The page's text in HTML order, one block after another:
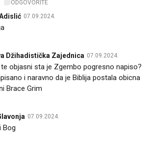
ODGOVORITE
07.09.2024.
Džihadistička Zajednica 07.09.2024.
objasni sta je Zgembo pogresno napiso?
i naravno da je Biblija postala obicna
Brace Grim
07.09.2024.
Bog